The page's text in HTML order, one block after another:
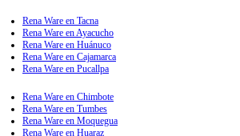
Rena Ware en Tacna
Rena Ware en Ayacucho
Rena Ware en Huánuco
Rena Ware en Cajamarca
Rena Ware en Pucallpa
Rena Ware en Chimbote
Rena Ware en Tumbes
Rena Ware en Moquegua
Rena Ware en Huaraz